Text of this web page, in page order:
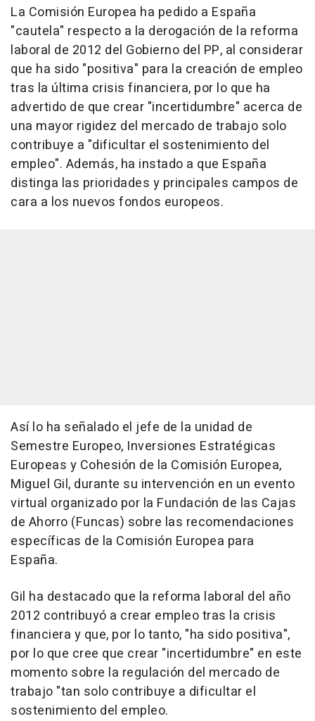
La Comisión Europea ha pedido a España
"cautela" respecto a la derogación de la reforma
laboral de 2012 del Gobierno del PP, al considerar
que ha sido "positiva" para la creación de empleo
tras la última crisis financiera, por lo que ha
advertido de que crear "incertidumbre" acerca de
una mayor rigidez del mercado de trabajo solo
contribuye a "dificultar el sostenimiento del
empleo". Además, ha instado a que España
distinga las prioridades y principales campos de
cara a los nuevos fondos europeos.
Así lo ha señalado el jefe de la unidad de
Semestre Europeo, Inversiones Estratégicas
Europeas y Cohesión de la Comisión Europea,
Miguel Gil, durante su intervención en un evento
virtual organizado por la Fundación de las Cajas
de Ahorro (Funcas) sobre las recomendaciones
específicas de la Comisión Europea para
España.
Gil ha destacado que la reforma laboral del año
2012 contribuyó a crear empleo tras la crisis
financiera y que, por lo tanto, "ha sido positiva",
por lo que cree que crear "incertidumbre" en este
momento sobre la regulación del mercado de
trabajo "tan solo contribuye a dificultar el
sostenimiento del empleo.